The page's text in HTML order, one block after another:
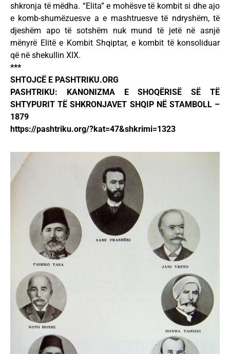
shkronja të mëdha. “Elita” e mohësve të kombit si dhe ajo
e komb-shumëzuesve a e mashtruesve të ndryshëm, të
djeshëm apo të sotshëm nuk mund të jetë në asnjë
mënyrë Elitë e Kombit Shqiptar, e kombit të konsoliduar
që në shekullin XIX.
***
SHTOJCË E PASHTRIKU.ORG
PASHTRIKU: KANONIZMA E SHOQËRISË SË TË
SHTYPURIT TË SHKRONJAVET SHQIP NË STAMBOLL –
1879
https://pashtriku.org/?kat=47&shkrimi=1323